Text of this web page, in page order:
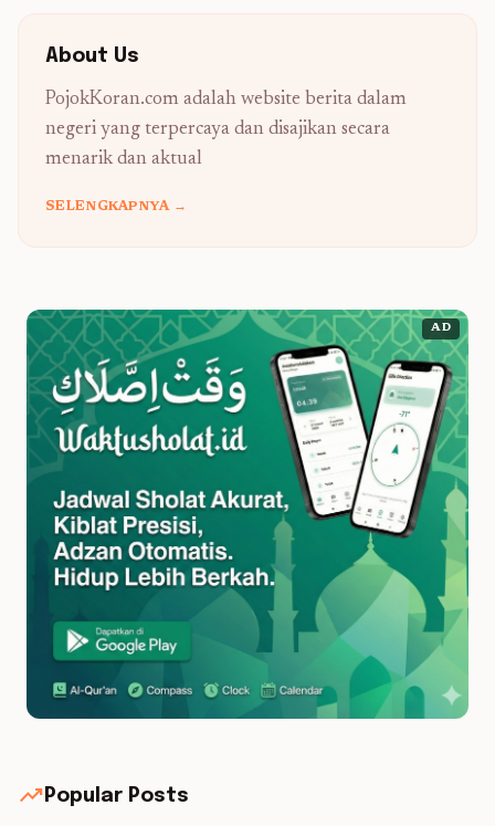
About Us
PojokKoran.com adalah website berita dalam
negeri yang terpercaya dan disajikan secara
menarik dan aktual
SELENGKAPNYA →
AD
trending_up Popular Posts